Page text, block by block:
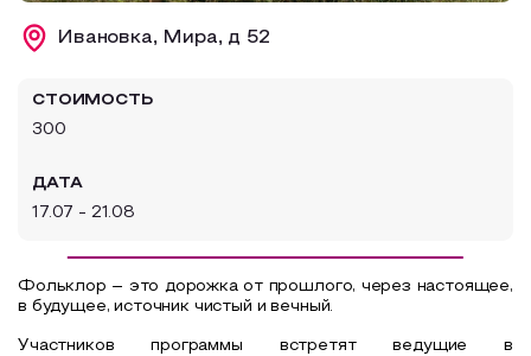
Образовательный туризм
Ивановка, Мира, д 52
СТОИМОСТЬ
300
ДАТА
17.07 - 21.08
Фольклор – это дорожка от прошлого, через настоящее,
в будущее, источник чистый и вечный.
Участников программы встретят ведущие в